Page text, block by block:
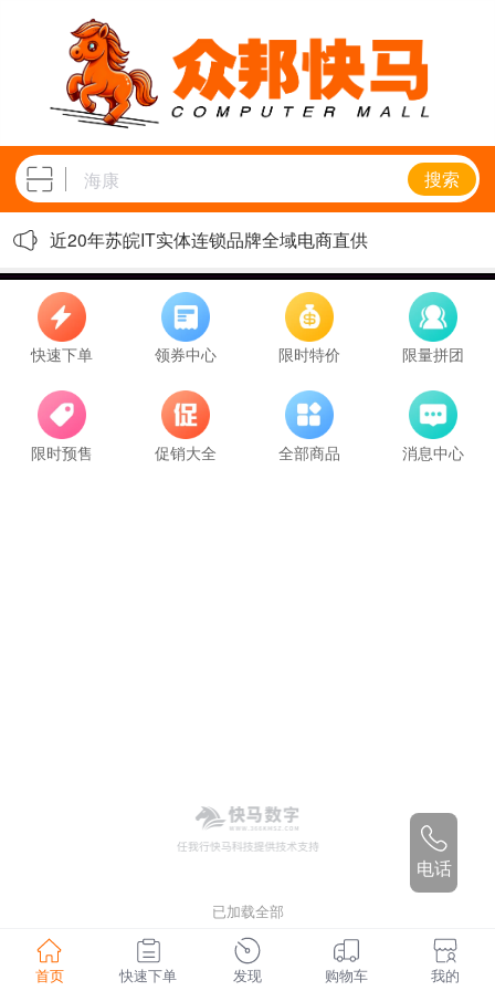
电话
搜索
近20年苏皖IT实体连锁品牌全域电商直供
快速下单 领券中心 限时特价 限量拼团
限时预售 促销大全 全部商品 消息中心
已加载全部
首页 快速下单 发现 购物车 我的